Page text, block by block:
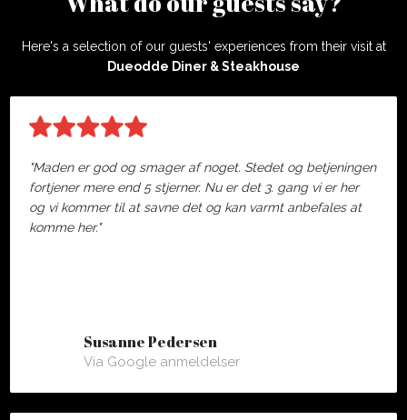
Here's a selection of our guests' experiences from their visit at
Dueodde Diner & Steakhouse
"Maden er god og smager af noget. Stedet og betjeningen
fortjener mere end 5 stjerner. Nu er det 3. gang vi er her
og vi kommer til at savne det og kan varmt anbefales at
komme her."
Susanne Pedersen
Via Google anmeldelser